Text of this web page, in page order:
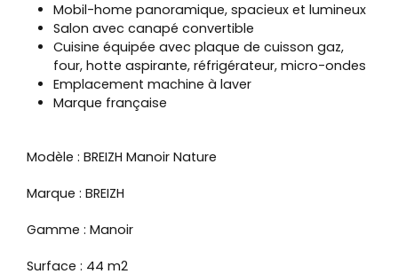
Mobil-home panoramique, spacieux et lumineux
Salon avec canapé convertible
Cuisine équipée avec plaque de cuisson gaz,
four, hotte aspirante, réfrigérateur, micro-ondes
Emplacement machine à laver
Marque française
Modèle : BREIZH Manoir Nature
Marque : BREIZH
Gamme : Manoir
Surface : 44 m2